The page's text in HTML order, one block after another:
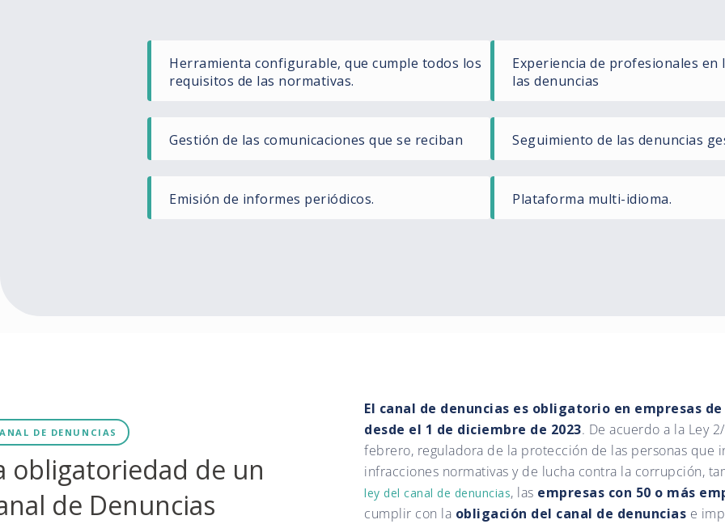
Herramienta configurable, que cumple todos los
requisitos de las normativas.
Experiencia de profesionales en
las denuncias
Gestión de las comunicaciones que se reciban Seguimiento de las denuncias
Emisión de informes periódicos. Plataforma multi-idioma.
DE DENUNCIAS
obligatoriedad de un
de Denuncias
El canal de denuncias es obligatorio en empresas
desde el 1 de diciembre de 2023. De acuerdo a la Ley
febrero, reguladora de la protección de las personas que
infracciones normativas y de lucha contra la corrupción,
ley del canal de denuncias, las empresas con 50 o más
cumplir con la obligación del canal de denuncias e